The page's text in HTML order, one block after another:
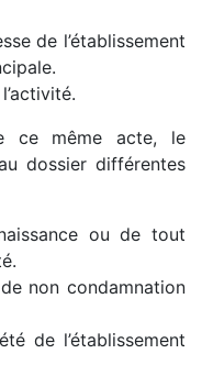
de l’établissement
ce même acte, le
dossier différentes
ou de tout
non condamnation
de l’établissement